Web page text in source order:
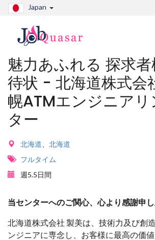
Japan
魅力あふれる 探求
待状 - 北海道株式会
幌ATMエンジニア
ター
北海道
北海道
フルタイム
週5.5日間
当センターへのご関心、心より感謝申し
北海道株式会社 製美は、技術力及び創
ンジニアに専念し、お客様に最高の価